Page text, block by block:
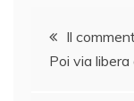
b
o n
articoli
Il
Poi via